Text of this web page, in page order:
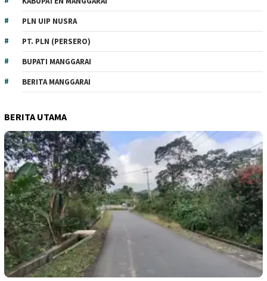
PLN UIP NUSRA
PT. PLN (PERSERO)
BUPATI MANGGARAI
BERITA MANGGARAI
BERITA UTAMA